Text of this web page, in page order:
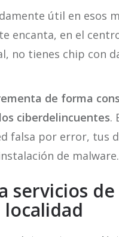
útil en esos
encanta, en el
no tienes chip con
de forma
ciberdelincuentes.
falsa por error, tus
de malware.
servicios